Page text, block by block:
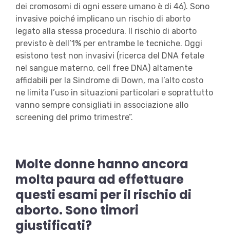
dei cromosomi di ogni essere umano è di 46). Sono
invasive poiché implicano un rischio di aborto
legato alla stessa procedura. Il rischio di aborto
previsto è dell’1% per entrambe le tecniche. Oggi
esistono test non invasivi (ricerca del DNA fetale
nel sangue materno, cell free DNA) altamente
affidabili per la Sindrome di Down, ma l’alto costo
ne limita l’uso in situazioni particolari e soprattutto
vanno sempre consigliati in associazione allo
screening del primo trimestre”.
Molte donne hanno ancora
molta paura ad effettuare
questi esami per il rischio di
aborto. Sono timori
giustificati?